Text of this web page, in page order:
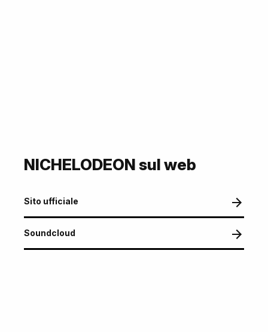
NICHELODEON sul web
Sito ufficiale
Soundcloud